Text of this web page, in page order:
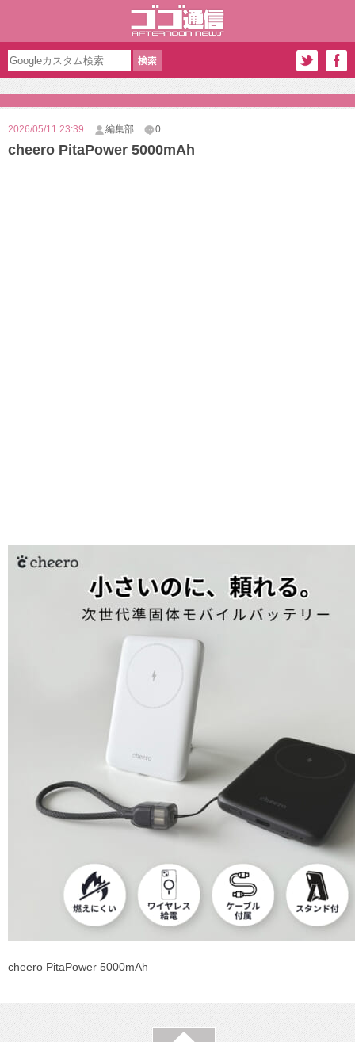
2026/05/11 23:39 編集部 0
cheero PitaPower 5000mAh
cheero PitaPower 5000mAh